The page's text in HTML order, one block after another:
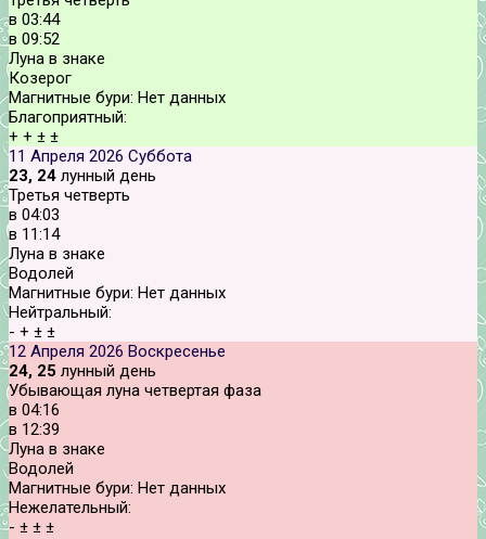
в 03:44
в 09:52
Луна в знаке
Козерог
Магнитные бури: Нет данных
Благоприятный:
+ + ± ±
11 Апреля 2026 Суббота
23, 24 лунный день
Третья четверть
в 04:03
в 11:14
Луна в знаке
Водолей
Магнитные бури: Нет данных
Нейтральный:
- + ± ±
12 Апреля 2026 Воскресенье
24, 25 лунный день
Убывающая луна четвертая фаза
в 04:16
в 12:39
Луна в знаке
Водолей
Магнитные бури: Нет данных
Нежелательный:
- ± ± ±